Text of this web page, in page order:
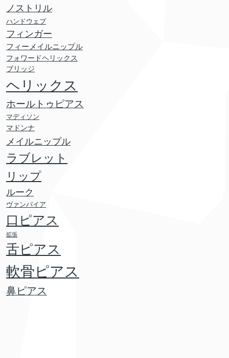
ノストリル
ハンドウェブ
フィンガー
フィーメイルニップル
フォワードヘリックス
ブリッジ
ヘリックス
ホールトゥピアス
マディソン
マドンナ
メイルニップル
ラブレット
リップ
ルーク
ヴァンパイア
口ピアス
拡張
舌ピアス
軟骨ピアス
鼻ピアス